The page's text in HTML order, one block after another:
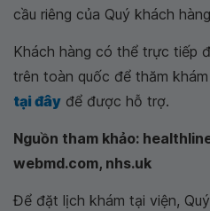
cầu riêng của Quý khách
Khách hàng có thể trực tiếp
trên toàn quốc để thăm
tại đây để được hỗ trợ.
Nguồn tham khảo:
webmd.com, nhs.uk
Để đặt lịch khám tại viện,